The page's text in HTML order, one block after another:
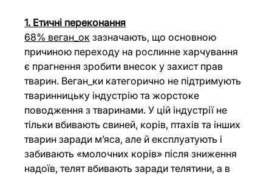
1. Етичні переконання
68% веган_ок зазначають, що основною
причиною переходу на рослинне харчування
є прагнення зробити внесок у захист прав
тварин. Веган_ки категорично не підтримують
тваринницьку індустрію та жорстоке
поводження з тваринами. У цій індустрії не
тільки вбивають свиней, корів, птахів та інших
тварин заради м’яса, але й експлуатують і
забивають «молочних корів» після зниження
надоїв, телят вбивають заради телятини, а в